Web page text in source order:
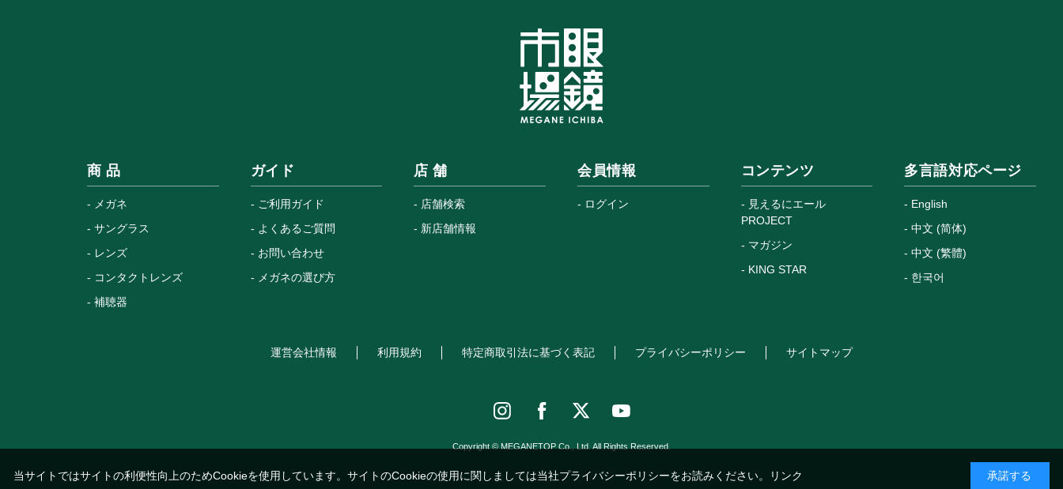
商 品
メガネ
サングラス
レンズ
コンタクトレンズ
補聴器
ガイド
ご利用ガイド
よくあるご質問
お問い合わせ
メガネの選び方
店 舗
店舗検索
新店舗情報
会員情報
ログイン
コンテンツ
見えるにエール
PROJECT
マガジン
KING STAR
多言語対応ページ
English
中文 (简体)
中文 (繁體)
한국어
運営会社情報 利用規約 特定商取引法に基づく表記 プライバシーポリシー サイトマップ
Copyright © MEGANETOP Co., Ltd. All Rights Reserved.
当サイトではサイトの利便性向上のためCookieを使用しています。サイトのCookieの使用に関しましては当社プライバシーポリシーをお読みください。 リンク 承諾する